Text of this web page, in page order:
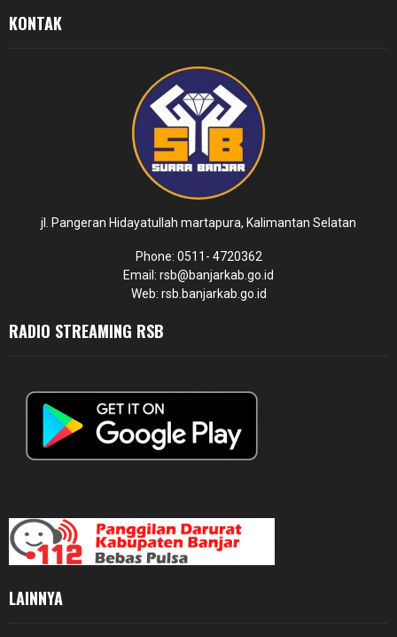
KONTAK
jl. Pangeran Hidayatullah martapura, Kalimantan Selatan
Phone: 0511- 4720362
Email: rsb@banjarkab.go.id
Web: rsb.banjarkab.go.id
RADIO STREAMING RSB
LAINNYA